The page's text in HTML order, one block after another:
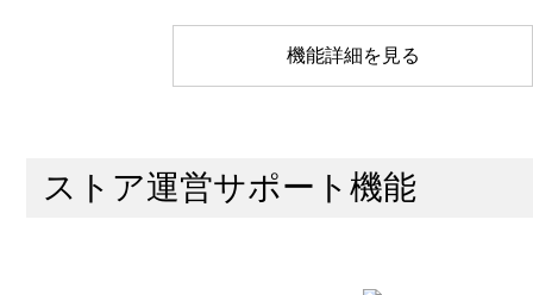
機能詳細を見る
ストア運営サポート機能